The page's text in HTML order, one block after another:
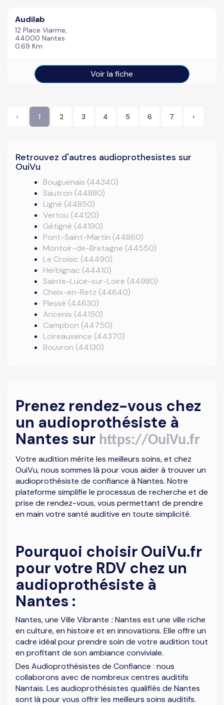
Audilab
12 Place Viarme,
44000 Nantes
0.69 Km
Voir la fiche
‹ 1 2 3 4 5 6 7 ›
Retrouvez d'autres audioprothesistes sur
OuiVu
Bouguenais (44340)
Sautron (44880)
Ligné (44850)
Vertou (44120)
Gétigné (44190)
Pont-Saint-Martin (44860)
Montoir-de-Bretagne (44550)
Le Croisic (44490)
Herbignac (44410)
Sainte-Luce-sur-Loire (44980)
Cheix-en-Retz (44640)
Plessé (44630)
Ancenis (44150)
Campbon (44750)
Loireauxence (44370)
Bouvron (44130)
Prenez rendez-vous chez
un audioprothésiste à
Nantes sur https://OuiVu.fr
Votre audition mérite les meilleurs soins, et chez
OuiVu, nous sommes là pour vous aider à trouver un
audioprothésiste de confiance à Nantes. Notre
plateforme simplifie le processus de recherche et de
prise de rendez-vous, vous permettant de prendre
en main votre santé auditive en toute simplicité.
Pourquoi choisir OuiVu.fr
pour votre RDV chez un
audioprothésiste à
Nantes :
Nantes, une Ville Vibrante :Nantes est une ville riche
en culture, en histoire et en innovations. Elle offre un
cadre idéal pour prendre soin de votre audition tout
en profitant de son ambiance conviviale.
Des Audioprothésistes de Confiance : nous
collaborons avec de nombreux centres auditifs
Nantais. Les audioprothésistes qualifiés de Nantes
sont là pour vous offrir les meilleurs soins auditifs.